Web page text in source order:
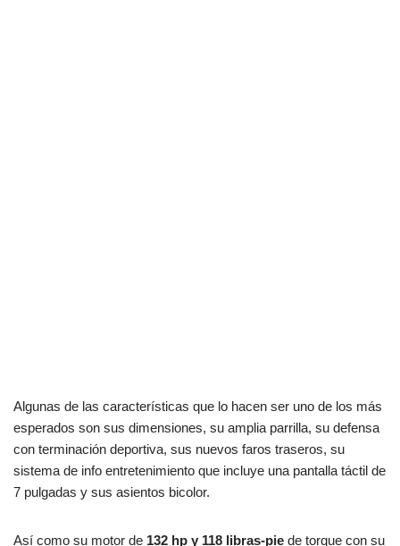
Algunas de las características que lo hacen ser uno de los más
esperados son sus dimensiones, su amplia parrilla, su defensa
con terminación deportiva, sus nuevos faros traseros, su
sistema de info entretenimiento que incluye una pantalla táctil de
7 pulgadas y sus asientos bicolor.
Así como su motor de 132 hp y 118 libras-pie de torque con su